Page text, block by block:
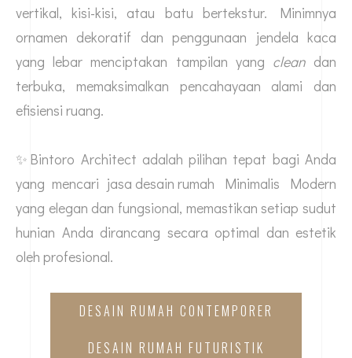
vertikal, kisi-kisi, atau batu bertekstur. Minimnya
ornamen dekoratif dan penggunaan jendela kaca
yang lebar menciptakan tampilan yang cleandan
terbuka, memaksimalkan pencahayaan alami dan
efisiensi ruang.
✨Bintoro Architect adalah pilihan tepat bagi Anda
yang mencari jasa desain rumah Minimalis Modern
yang elegan dan fungsional, memastikan setiap sudut
hunian Anda dirancang secara optimal dan estetik
oleh profesional.
DESAIN RUMAH CONTEMPORER
DESAIN RUMAH FUTURISTIK